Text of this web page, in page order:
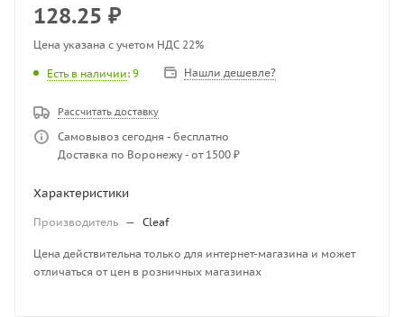
128.25 ₽
Цена указана с учетом НДС 22%
Есть в наличии: 9 Нашли дешевле?
Рассчитать доставку
Самовывоз сегодня - бесплатно
Доставка по Воронежу - от 1500 ₽
Характеристики
Производитель — Cleaf
Цена действительна только для интернет-магазина и может
отличаться от цен в розничных магазинах